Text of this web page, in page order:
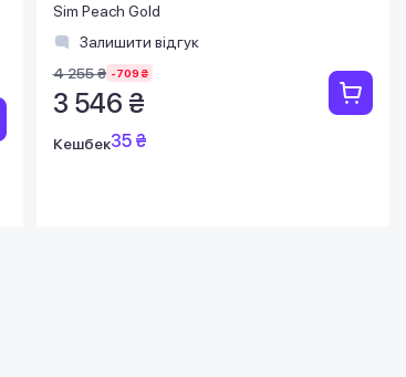
Sim Peach Gold
Залишити відгук
4 255 ₴ -709 ₴
3 546 ₴
Кешбек35 ₴